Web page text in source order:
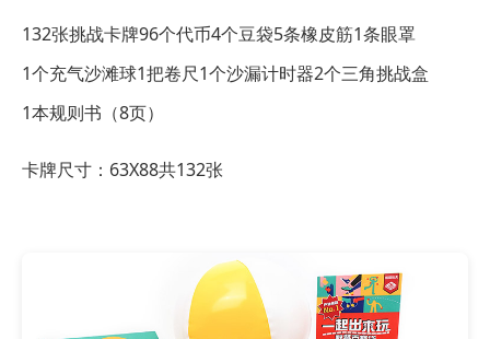
132张挑战卡牌96个代币4个豆袋5条橡皮筋1条眼罩
1个充气沙滩球1把卷尺1个沙漏计时器2个三角挑战盒
1本规则书（8页）
卡牌尺寸：63X88共132张